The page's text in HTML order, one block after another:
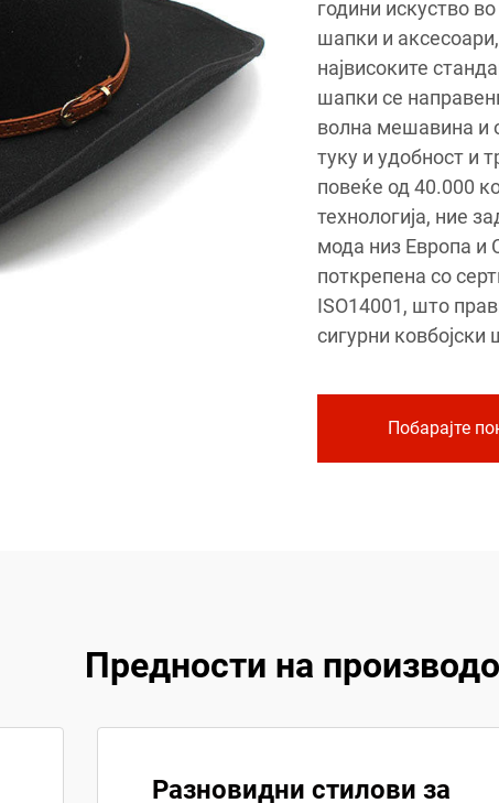
години искуство
шапки и
највисоките
шапки се
волна мешавина и
туку и удобност и
повеќе од 40.000
технологија, ние
мода низ Европа и
поткрепена со
ISO14001, што
сигурни ковбојски
Побарајте
Предности на
Разновидни стилови за